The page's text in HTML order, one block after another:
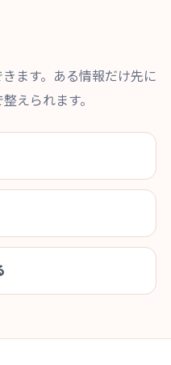
ます。ある情報だけ先に
えられます。